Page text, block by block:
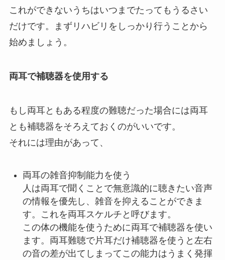
これができないうちはいつまでたってもうるさい
だけです。まずリハビリをしっかり行うことから
始めましょう。
両耳で補聴器を使用する
もし両耳ともある程度の難聴だった場合には両耳
とも補聴器をそろえておくのがいいです。
それには理由があって、
両耳の雑音抑制能力を使う
人は両耳で聞くことで無意識的に聴きたい音声
の情報を優先し、雑音を抑えることができま
す。これを両耳スケルチと呼びます。
この体の機能を使うために両耳で補聴器を使い
ます。両耳難聴で片耳だけ補聴器を使うと左右
の音の差が出てしまってこの能力はうまく発揮